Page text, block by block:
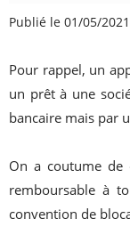
Publié le 01/05/2021
Pour rappel, un
un prêt à une
bancaire mais par
On a coutume de
remboursable à
convention de